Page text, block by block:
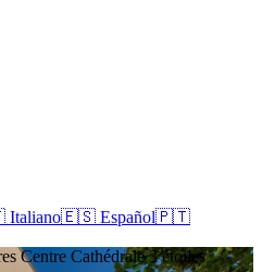
🇪🇸 Español🇵🇹
Centre Cathédrale 3 étoiles